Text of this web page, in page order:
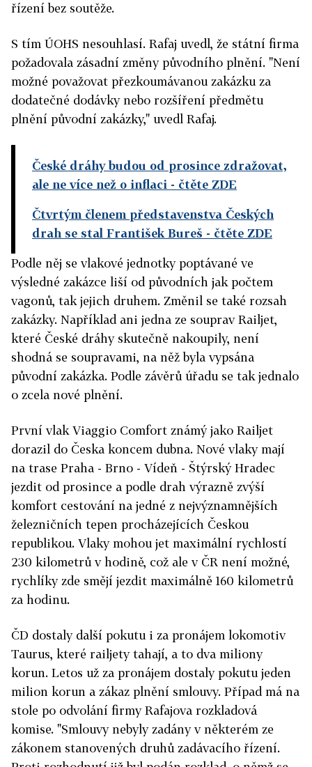
řízení bez soutěže.
S tím ÚOHS nesouhlasí. Rafaj uvedl, že státní firma
požadovala zásadní změny původního plnění. "Není
možné považovat přezkoumávanou zakázku za
dodatečné dodávky nebo rozšíření předmětu
plnění původní zakázky," uvedl Rafaj.
České dráhy budou od prosince zdražovat,
ale ne více než o inflaci - čtěte ZDE
Čtvrtým členem představenstva Českých
drah se stal František Bureš - čtěte ZDE
Podle něj se vlakové jednotky poptávané ve
výsledné zakázce liší od původních jak počtem
vagonů, tak jejich druhem. Změnil se také rozsah
zakázky. Například ani jedna ze souprav Railjet,
které České dráhy skutečně nakoupily, není
shodná se soupravami, na něž byla vypsána
původní zakázka. Podle závěrů úřadu se tak jednalo
o zcela nové plnění.
První vlak Viaggio Comfort známý jako Railjet
dorazil do Česka koncem dubna. Nové vlaky mají
na trase Praha - Brno - Vídeň - Štýrský Hradec
jezdit od prosince a podle drah výrazně zvýší
komfort cestování na jedné z nejvýznamnějších
železničních tepen procházejících Českou
republikou. Vlaky mohou jet maximální rychlostí
230 kilometrů v hodině, což ale v ČR není možné,
rychlíky zde smějí jezdit maximálně 160 kilometrů
za hodinu.
ČD dostaly další pokutu i za pronájem lokomotiv
Taurus, které railjety tahají, a to dva miliony
korun. Letos už za pronájem dostaly pokutu jeden
milion korun a zákaz plnění smlouvy. Případ má na
stole po odvolání firmy Rafajova rozkladová
komise. "Smlouvy nebyly zadány v některém ze
zákonem stanovených druhů zadávacího řízení.